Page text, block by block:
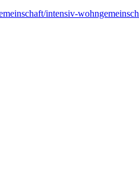
intensiv-